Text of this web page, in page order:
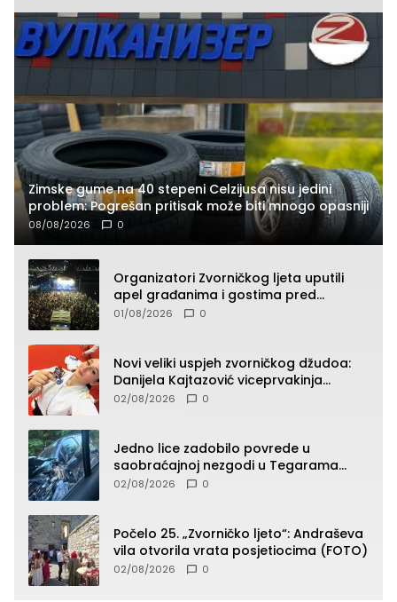
Zimske gume na 40 stepeni Celzijusa nisu jedini
problem: Pogrešan pritisak može biti mnogo opasniji
08/08/2026 0
Organizatori Zvorničkog ljeta uputili
apel građanima i gostima pred
početak koncertnog programa
01/08/2026 0
Novi veliki uspjeh zvorničkog džudoa:
Danijela Kajtazović viceprvakinja
Balkana u seniorskoj konkurenciji
02/08/2026 0
Jedno lice zadobilo povrede u
saobraćajnoj nezgodi u Tegarama
(FOTO)
02/08/2026 0
Počelo 25. „Zvorničko ljeto“: Andraševa
vila otvorila vrata posjetiocima (FOTO)
02/08/2026 0